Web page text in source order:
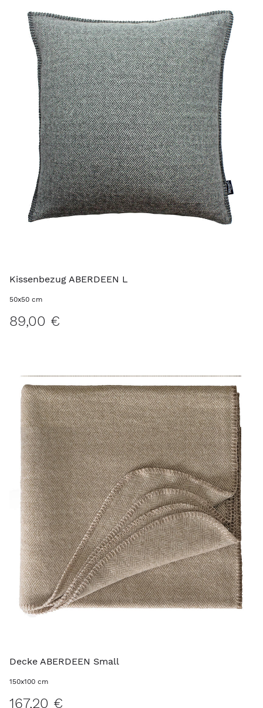
Kissenbezug ABERDEEN L
50x50 cm
89,00 €
Decke ABERDEEN Small
150x100 cm
167,20 €